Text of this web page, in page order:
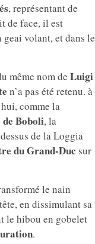
, représentant de
de face, il est
volant, et dans le
même nom de Luigi
n’a pas été retenu. à
comme la
Boboli, la
de la Loggia
du Grand-Duc sur
le nain
en dissimulant sa
le hibou en gobelet
.